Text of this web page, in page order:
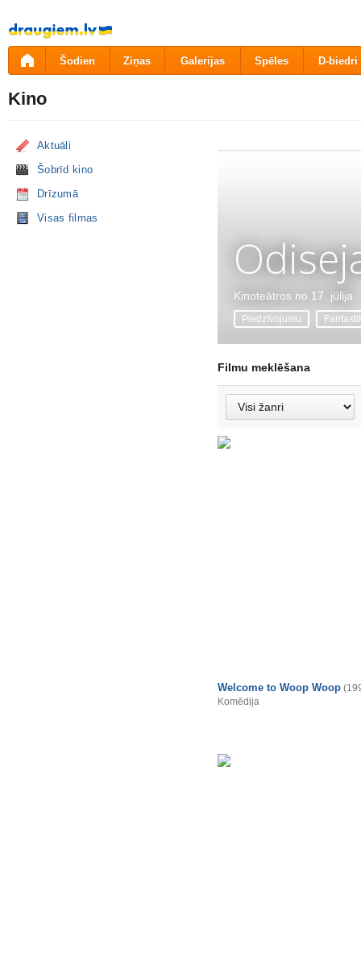
Pāriet
uz
saturu
Šodien Ziņas Galerijas Spēles D-biedri
Kino
Aktuāli
Šobrīd kino
Drīzumā
Visas filmas
Kinoteātros no 17. jūlija
Piedzīvojumu
Filmu meklēšana
Welcome to Woop Woop
Komēdija